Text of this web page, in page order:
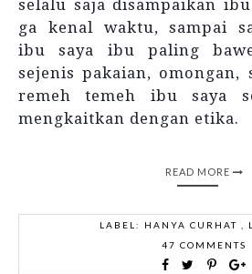
selalu saja disampaikan
ga kenal waktu, sampai
ibu saya ibu paling
sejenis pakaian, omongan,
remeh temeh ibu saya
mengkaitkan dengan etika.
READ MORE
LABEL: HANYA CURHAT
47 COMMENTS